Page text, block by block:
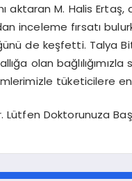
aktaran M. Halis
inceleme fırsatı
de keşfetti. Talya
olan
tüketicilere
Lütfen Doktorunuza